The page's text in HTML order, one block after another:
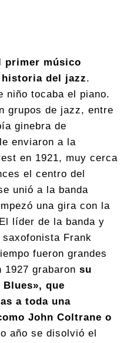
primer músico
del jazz.
niño tocaba el piano.
grupos de jazz, entre
ginebra de
enviaron a la
en 1921, muy cerca
el centro del
unió a la banda
una gira con la
líder de la banda y
Frank
fueron grandes
grabaron su
que
a toda una
John Coltrane o
año se disolvió el